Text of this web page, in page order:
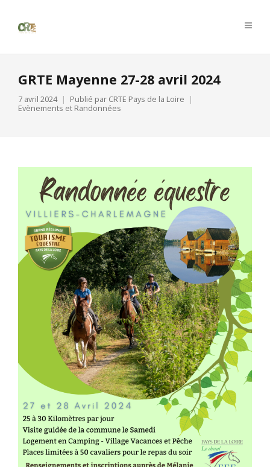
GRTE Mayenne 27-28 avril 2024
7 avril 2024 Publié par CRTE Pays de la Loire
Evènements et Randonnées